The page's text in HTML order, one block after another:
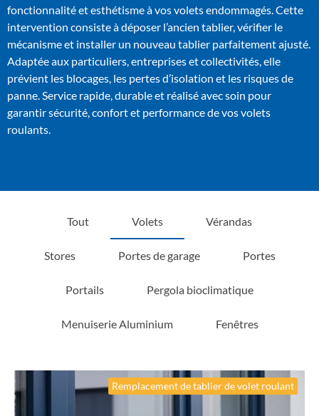
fonctionnalité et esthétisme à vos volets endommagés. Cette
intervention consiste à déposer l’ancien tablier, vérifier le
mécanisme et installer un nouveau tablier parfaitement ajusté.
Adaptée aux particuliers, entreprises et collectivités, elle
prévient les blocages, les pertes d’isolation et les risques de
panne. Service rapide, durable et réalisé avec soin pour
garantir sécurité, confort et performance de vos volets
roulants.
Tout Volets Vérandas
Stores Portes de garage Portes
Portails Pergola bioclimatique
Menuiserie Aluminium Fenêtres
Remplacement de tablier de volet roulant